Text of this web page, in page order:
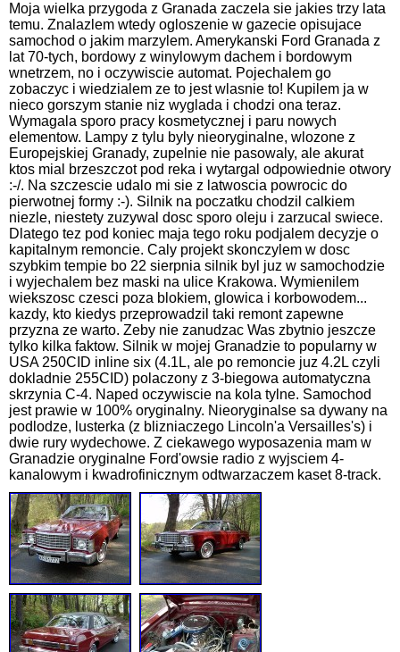
Moja wielka przygoda z Granada zaczela sie jakies trzy lata
temu. Znalazlem wtedy ogloszenie w gazecie opisujace
samochod o jakim marzylem. Amerykanski Ford Granada z
lat 70-tych, bordowy z winylowym dachem i bordowym
wnetrzem, no i oczywiscie automat. Pojechalem go
zobaczyc i wiedzialem ze to jest wlasnie to! Kupilem ja w
nieco gorszym stanie niz wyglada i chodzi ona teraz.
Wymagala sporo pracy kosmetycznej i paru nowych
elementow. Lampy z tylu byly nieoryginalne, wlozone z
Europejskiej Granady, zupelnie nie pasowaly, ale akurat
ktos mial brzeszczot pod reka i wytargal odpowiednie otwory
:-/. Na szczescie udalo mi sie z latwoscia powrocic do
pierwotnej formy :-). Silnik na poczatku chodzil calkiem
niezle, niestety zuzywal dosc sporo oleju i zarzucal swiece.
Dlatego tez pod koniec maja tego roku podjalem decyzje o
kapitalnym remoncie. Caly projekt skonczylem w dosc
szybkim tempie bo 22 sierpnia silnik byl juz w samochodzie
i wyjechalem bez maski na ulice Krakowa. Wymienilem
wiekszosc czesci poza blokiem, glowica i korbowodem...
kazdy, kto kiedys przeprowadzil taki remont zapewne
przyzna ze warto. Zeby nie zanudzac Was zbytnio jeszcze
tylko kilka faktow. Silnik w mojej Granadzie to popularny w
USA 250CID inline six (4.1L, ale po remoncie juz 4.2L czyli
dokladnie 255CID) polaczony z 3-biegowa automatyczna
skrzynia C-4. Naped oczywiscie na kola tylne. Samochod
jest prawie w 100% oryginalny. Nieoryginalse sa dywany na
podlodze, lusterka (z blizniaczego Lincoln'a Versailles's) i
dwie rury wydechowe. Z ciekawego wyposazenia mam w
Granadzie oryginalne Ford'owsie radio z wyjsciem 4-
kanalowym i kwadrofinicznym odtwarzaczem kaset 8-track.